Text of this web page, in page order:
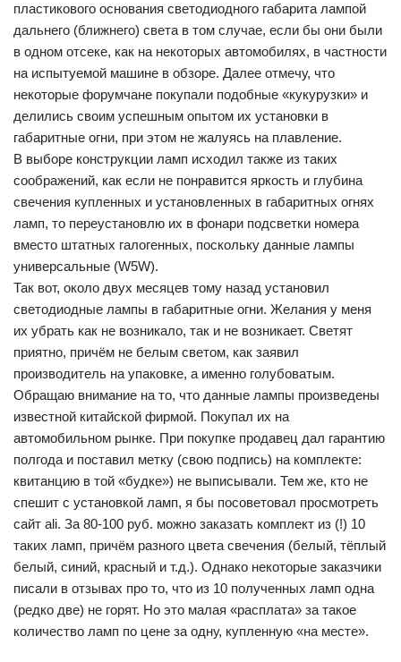
пластикового основания светодиодного габарита лампой
дальнего (ближнего) света в том случае, если бы они были
в одном отсеке, как на некоторых автомобилях, в частности
на испытуемой машине в обзоре. Далее отмечу, что
некоторые форумчане покупали подобные «кукурузки» и
делились своим успешным опытом их установки в
габаритные огни, при этом не жалуясь на плавление.
В выборе конструкции ламп исходил также из таких
соображений, как если не понравится яркость и глубина
свечения купленных и установленных в габаритных огнях
ламп, то переустановлю их в фонари подсветки номера
вместо штатных галогенных, поскольку данные лампы
универсальные (W5W).
Так вот, около двух месяцев тому назад установил
светодиодные лампы в габаритные огни. Желания у меня
их убрать как не возникало, так и не возникает. Светят
приятно, причём не белым светом, как заявил
производитель на упаковке, а именно голубоватым.
Обращаю внимание на то, что данные лампы произведены
известной китайской фирмой. Покупал их на
автомобильном рынке. При покупке продавец дал гарантию
полгода и поставил метку (свою подпись) на комплекте:
квитанцию в той «будке») не выписывали. Тем же, кто не
спешит с установкой ламп, я бы посоветовал просмотреть
сайт ali. За 80-100 руб. можно заказать комплект из (!) 10
таких ламп, причём разного цвета свечения (белый, тёплый
белый, синий, красный и т.д.). Однако некоторые заказчики
писали в отзывах про то, что из 10 полученных ламп одна
(редко две) не горят. Но это малая «расплата» за такое
количество ламп по цене за одну, купленную «на месте».